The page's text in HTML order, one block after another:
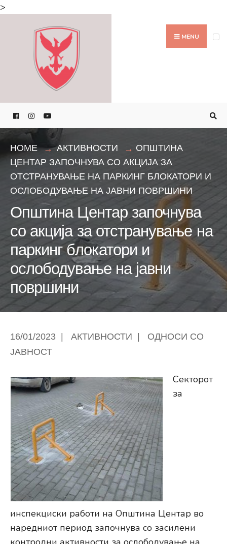
>
MENU
HOME АКТИВНОСТИ
ОПШТИНА
ЦЕНТАР ЗАПОЧНУВА СО АКЦИЈА ЗА
ОТСТРАНУВАЊЕ НА ПАРКИНГ БЛОКАТОРИ И
ОСЛОБОДУВАЊЕ НА ЈАВНИ ПОВРШИНИ
Општина Центар започнува
со акција за отстранување на
паркинг блокатори и
ослободување на јавни
површини
16/01/2023 АКТИВНОСТИ
ОДНОСИ СО
ЈАВНОСТ
Секторот
за
инспекциски работи на Општина Центар во
наредниот период започнува со засилени